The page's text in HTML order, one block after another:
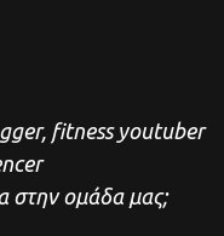
fitness youtuber
στην ομάδα μας;